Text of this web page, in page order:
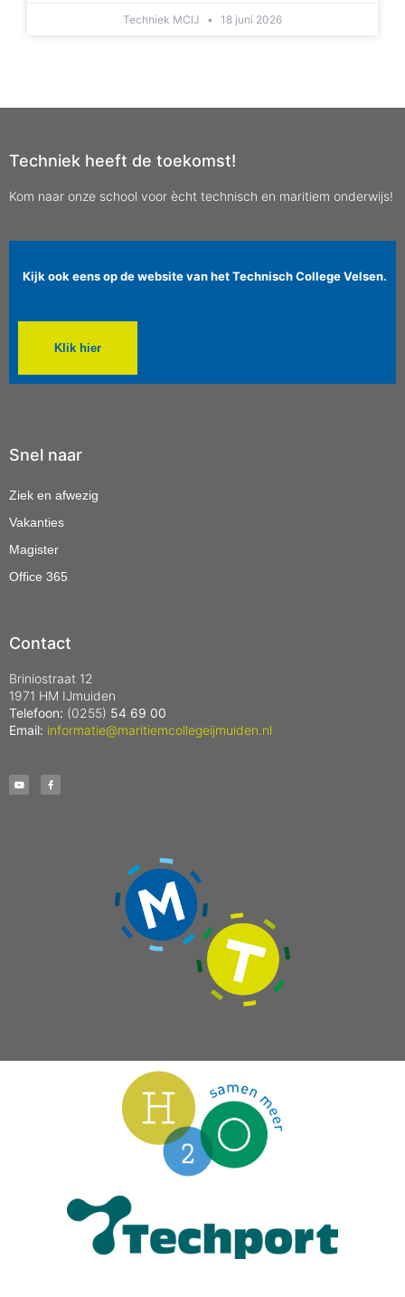
Techniek MCIJ 18 juni 2026
Techniek heeft de toekomst!
Kom naar onze school voor ècht technisch en maritiem onderwijs!
Kijk ook eens op de website van het Technisch College Velsen.
Klik hier
Snel naar
Ziek en afwezig
Vakanties
Magister
Office 365
Contact
Briniostraat 12
1971 HM IJmuiden
Telefoon: (0255) 54 69 00
Email: informatie@maritiemcollegeijmuiden.nl